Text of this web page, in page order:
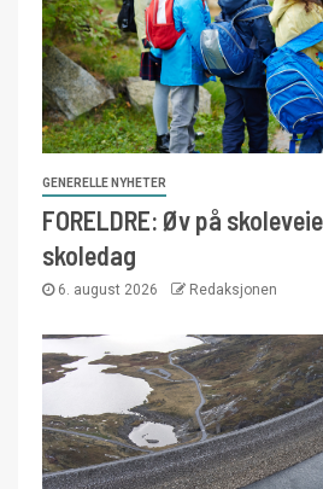
GENERELLE NYHETER
FORELDRE: Øv på
skoledag
6. august 2026 Redaksjonen